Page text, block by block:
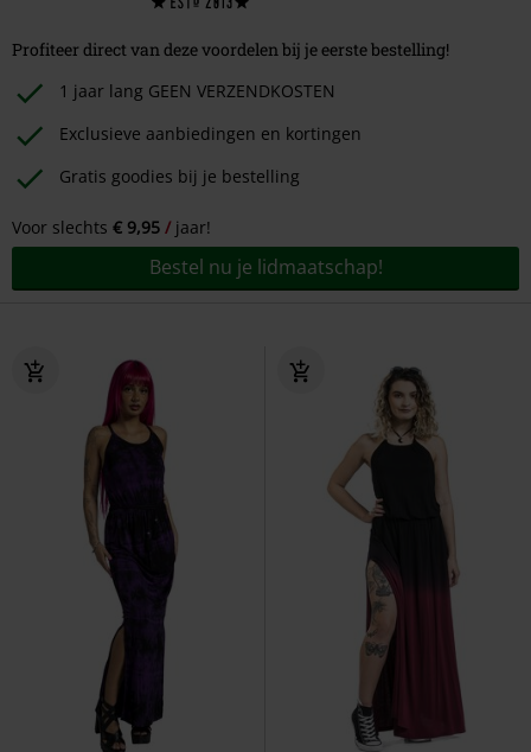
Profiteer direct van deze voordelen bij je eerste bestelling!
1 jaar lang GEEN VERZENDKOSTEN
Exclusieve aanbiedingen en kortingen
Gratis goodies bij je bestelling
Voor slechts € 9,95 jaar!
Bestel nu je lidmaatschap!